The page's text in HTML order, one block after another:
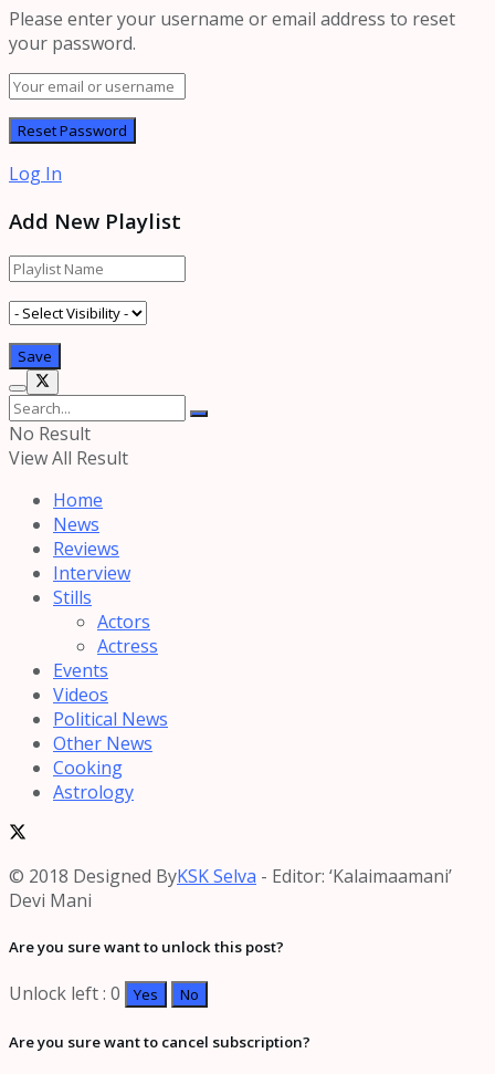
Please enter your username or email address to reset
your password.
Log In
Add New Playlist
No Result
View All Result
Home
News
Reviews
Interview
Stills
Actors
Actress
Events
Videos
Political News
Other News
Cooking
Astrology
© 2018 Designed ByKSK Selva - Editor: ‘Kalaimaamani’
Devi Mani
Are you sure want to unlock this post?
Unlock left : 0 Yes No
Are you sure want to cancel subscription?